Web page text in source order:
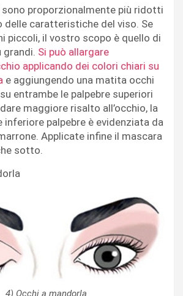
proporzionalmente più ridotti
caratteristiche del viso. Se
piccoli, il vostro scopo è quello di
grandi. Si può allargare
applicando dei colori chiari su
e aggiungendo una matita occhi
entrambe le palpebre superiori
maggiore risalto all’occhio, la
inferiore palpebre è evidenziata da
Applicate infine il mascara
sotto.
4) Occhi a mandorla